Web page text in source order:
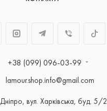
+38 (099) 096-03-99
lamour.shop.info@gmail.com
вул. Харківська, буд. 5/2